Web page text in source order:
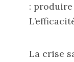
: produire
La crise